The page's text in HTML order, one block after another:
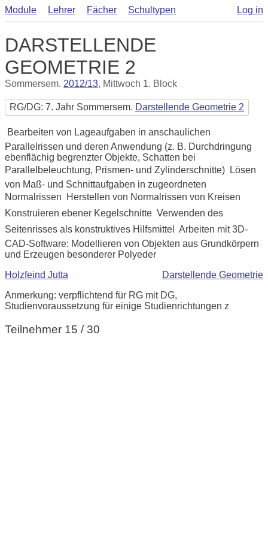
Module Lehrer Fächer Schultypen Log in
DARSTELLENDE
GEOMETRIE 2
Sommersem. 2012/13, Mittwoch 1. Block
RG/DG: 7. Jahr Sommersem. Darstellende Geometrie 2
 Bearbeiten von Lageaufgaben in anschaulichen
Parallelrissen und deren Anwendung (z. B. Durchdringung
ebenflächig begrenzter Objekte, Schatten bei
Parallelbeleuchtung, Prismen- und Zylinderschnitte)  Lösen
von Maß- und Schnittaufgaben in zugeordneten
Normalrissen  Herstellen von Normalrissen von Kreisen 
Konstruieren ebener Kegelschnitte  Verwenden des
Seitenrisses als konstruktives Hilfsmittel  Arbeiten mit 3D-
CAD-Software: Modellieren von Objekten aus Grundkörpern
und Erzeugen besonderer Polyeder
Darstellende Geometrie
Holzfeind Jutta
Anmerkung: verpflichtend für RG mit DG,
Studienvoraussetzung für einige Studienrichtungen z
Teilnehmer 15 / 30